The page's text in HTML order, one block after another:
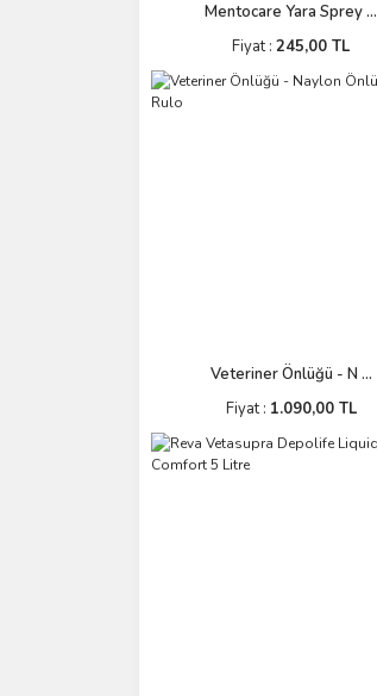
Mentocare Yara Sprey ...
Fiyat : 245,00 TL
Veteriner Önlüğü - N ...
Fiyat : 1.090,00 TL